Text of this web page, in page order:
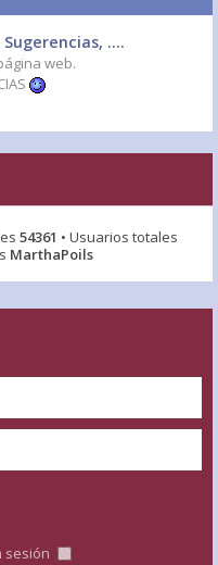
....
web.
54361 • Usuarios totales
MarthaPoils
sesión